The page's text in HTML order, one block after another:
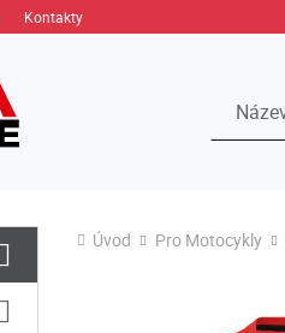
Kontakty
Úvod Pro Motocykly